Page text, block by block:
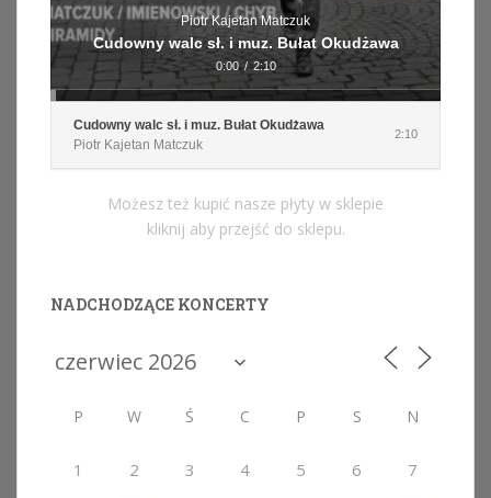
Piotr Kajetan Matczuk
Cudowny walc sł. i muz. Bułat Okudżawa
0:00 / 2:10
Cudowny walc sł. i muz. Bułat Okudżawa
Piotr Kajetan Matczuk
2:10
Możesz też kupić nasze płyty w sklepie
kliknij aby przejść do sklepu.
NADCHODZĄCE KONCERTY
P W Ś C P S N
1 2 3 4 5 6 7